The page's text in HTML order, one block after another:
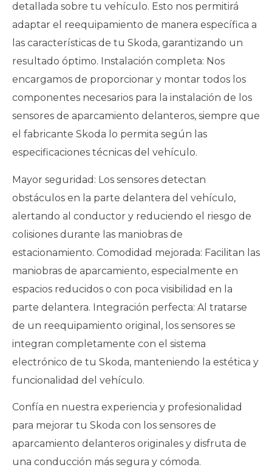
detallada sobre tu vehículo. Esto nos permitirá
adaptar el reequipamiento de manera específica a
las características de tu Skoda, garantizando un
resultado óptimo. Instalación completa: Nos
encargamos de proporcionar y montar todos los
componentes necesarios para la instalación de los
sensores de aparcamiento delanteros, siempre que
el fabricante Skoda lo permita según las
especificaciones técnicas del vehículo.
Mayor seguridad: Los sensores detectan
obstáculos en la parte delantera del vehículo,
alertando al conductor y reduciendo el riesgo de
colisiones durante las maniobras de
estacionamiento. Comodidad mejorada: Facilitan las
maniobras de aparcamiento, especialmente en
espacios reducidos o con poca visibilidad en la
parte delantera. Integración perfecta: Al tratarse
de un reequipamiento original, los sensores se
integran completamente con el sistema
electrónico de tu Skoda, manteniendo la estética y
funcionalidad del vehículo.
Confía en nuestra experiencia y profesionalidad
para mejorar tu Skoda con los sensores de
aparcamiento delanteros originales y disfruta de
una conducción más segura y cómoda.